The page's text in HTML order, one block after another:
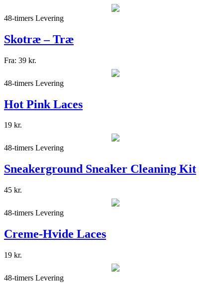
48-timers Levering
Skotræ – Træ
Fra: 39 kr.
48-timers Levering
Hot Pink Laces
19 kr.
48-timers Levering
Sneakerground Sneaker Cleaning Kit
45 kr.
48-timers Levering
Creme-Hvide Laces
19 kr.
48-timers Levering